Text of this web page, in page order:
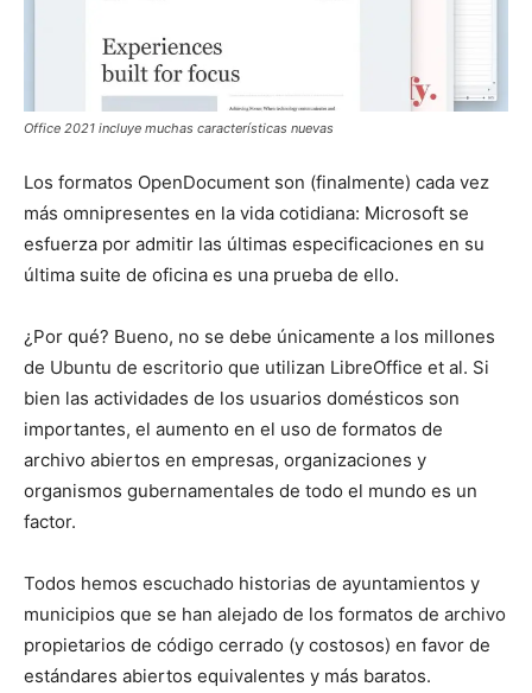
Office 2021 incluye muchas características nuevas
Los formatos OpenDocument son (finalmente) cada vez
más omnipresentes en la vida cotidiana: Microsoft se
esfuerza por admitir las últimas especificaciones en su
última suite de oficina es una prueba de ello.
¿Por qué? Bueno, no se debe únicamente a los millones
de Ubuntu de escritorio que utilizan LibreOffice et al. Si
bien las actividades de los usuarios domésticos son
importantes, el aumento en el uso de formatos de
archivo abiertos en empresas, organizaciones y
organismos gubernamentales de todo el mundo es un
factor.
Todos hemos escuchado historias de ayuntamientos y
municipios que se han alejado de los formatos de archivo
propietarios de código cerrado (y costosos) en favor de
estándares abiertos equivalentes y más baratos.